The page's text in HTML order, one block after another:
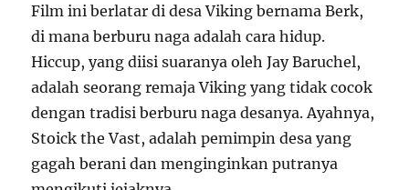
Film ini berlatar di desa Viking bernama Berk,
di mana berburu naga adalah cara hidup.
Hiccup, yang diisi suaranya oleh Jay Baruchel,
adalah seorang remaja Viking yang tidak cocok
dengan tradisi berburu naga desanya. Ayahnya,
Stoick the Vast, adalah pemimpin desa yang
gagah berani dan menginginkan putranya